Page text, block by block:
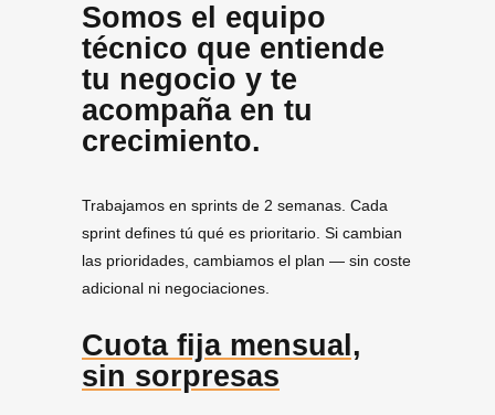
Somos el equipo
técnico que entiende
tu negocio y te
acompaña en tu
crecimiento.
Trabajamos en sprints de 2 semanas. Cada
sprint defines tú qué es prioritario. Si cambian
las prioridades, cambiamos el plan — sin coste
adicional ni negociaciones.
Cuota fija mensual,
sin sorpresas